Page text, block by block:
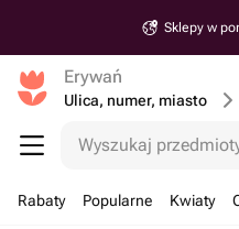
Sklepy w
Erywań
Ulica, numer, miasto
Wyszukaj
Rabaty Popularne Kwiaty